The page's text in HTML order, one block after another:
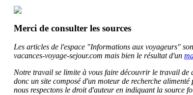
Merci de consulter les sources
Les articles de l'espace "Informations aux voyageurs"
vacances-voyage-sejour.com mais bien le résultat d'un
Notre travail se limite à vous faire découvrir le travail de
donc un site composé d'un moteur de recherche
nous respectons le droit d'auteur en indiquant la source